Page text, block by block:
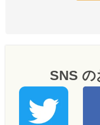
SNS の